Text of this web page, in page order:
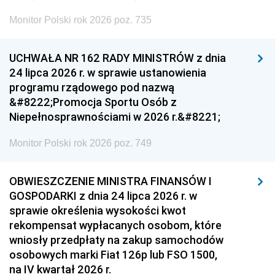
Monitor Polski rok 2026 poz. 735
UCHWAŁA NR 162 RADY MINISTRÓW z dnia
24 lipca 2026 r. w sprawie ustanowienia
programu rządowego pod nazwą
&#8222;Promocja Sportu Osób z
Niepełnosprawnościami w 2026 r.&#8221;
Monitor Polski rok 2026 poz. 749
OBWIESZCZENIE MINISTRA FINANSÓW I
GOSPODARKI z dnia 24 lipca 2026 r. w
sprawie określenia wysokości kwot
rekompensat wypłacanych osobom, które
wniosły przedpłaty na zakup samochodów
osobowych marki Fiat 126p lub FSO 1500,
na IV kwartał 2026 r.